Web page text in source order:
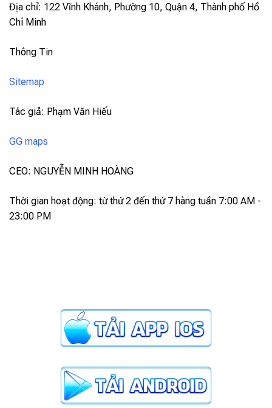
Địa chỉ: 122 Vĩnh Khánh, Phường 10, Quận 4, Thành phố Hồ
Chí Minh
Thông Tin
Sitemap
Tác giả: Phạm Văn Hiếu
GG maps
CEO: NGUYỄN MINH HOÀNG
Thời gian hoạt động: từ thứ 2 đến thứ 7 hàng tuần 7:00 AM -
23:00 PM